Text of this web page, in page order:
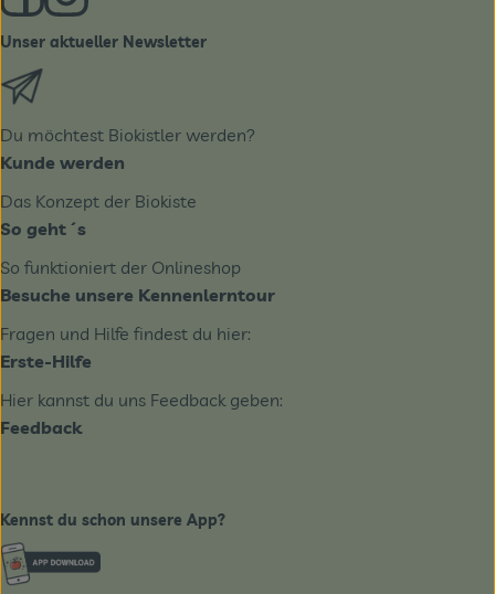
Unser aktueller Newsletter
Du möchtest Biokistler werden?
Kunde werden
Das Konzept der Biokiste
So geht´s
So funktioniert der Onlineshop
Besuche unsere Kennenlerntour
Fragen und Hilfe findest du hier:
Erste-Hilfe
Hier kannst du uns Feedback geben:
Feedback
Kennst du schon unsere App?
Externer Link zu https://www.biobote-